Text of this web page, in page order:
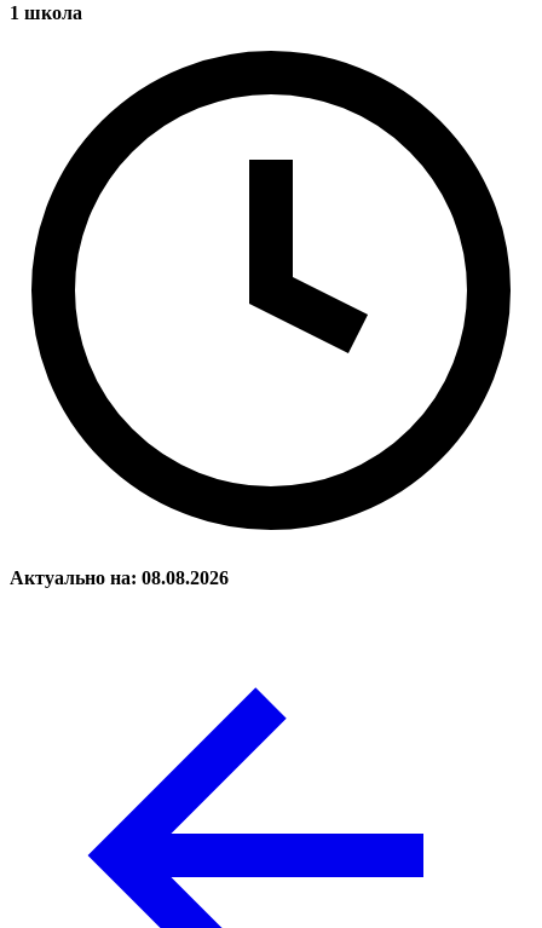
1 школа
Актуально на: 08.08.2026